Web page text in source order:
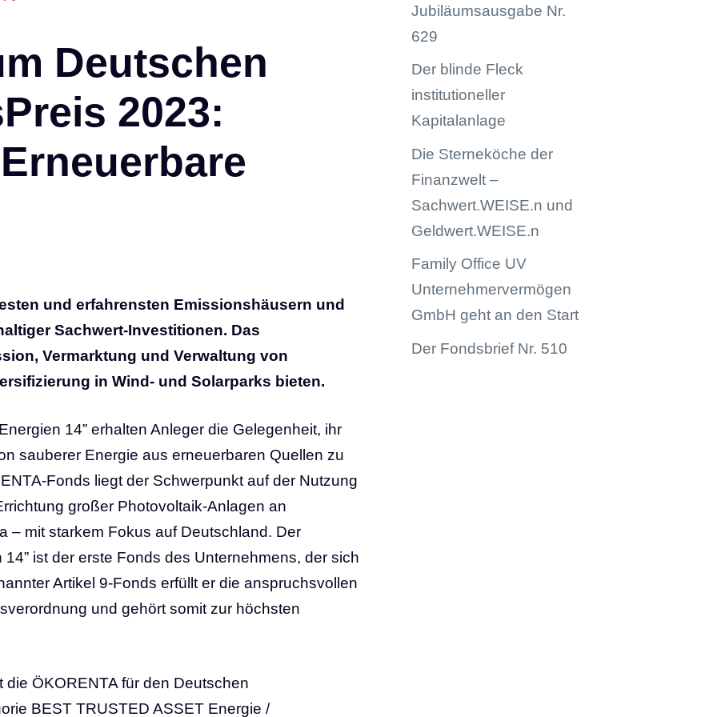
Deutschen
2023:
und erfahrensten Emissionshäusern und
Sachwert-Investitionen. Das
Vermarktung und Verwaltung von
in Wind- und Solarparks bieten.
14” erhalten Anleger die Gelegenheit, ihr
sauberer Energie aus erneuerbaren Quellen zu
Fonds liegt der Schwerpunkt auf der Nutzung
großer Photovoltaik-Anlagen an
– mit starkem Fokus auf Deutschland. Der
ist der erste Fonds des Unternehmens, der sich
Artikel 9-Fonds erfüllt er die anspruchsvollen
und gehört somit zur höchsten
ÖKORENTA für den Deutschen
BEST TRUSTED ASSET Energie /
Jubiläumsausgabe Nr.
629
Der blinde Fleck
institutioneller
Kapitalanlage
Die Sterneköche der
Finanzwelt –
Sachwert.WEISE.n und
Geldwert.WEISE.n
Family Office UV
Unternehmervermögen
GmbH geht an den Start
Der Fondsbrief Nr. 510